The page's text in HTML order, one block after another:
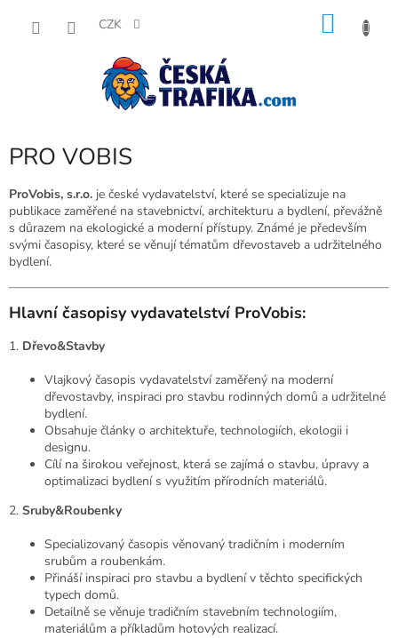
CZK
PRO VOBIS
ProVobis, s.r.o. je české vydavatelství, které se specializuje na
publikace zaměřené na stavebnictví, architekturu a bydlení, převážně
s důrazem na ekologické a moderní přístupy. Známé je především
svými časopisy, které se věnují tématům dřevostaveb a udržitelného
bydlení.
Hlavní časopisy vydavatelství ProVobis:
1. Dřevo&Stavby
Vlajkový časopis vydavatelství zaměřený na moderní
dřevostavby, inspiraci pro stavbu rodinných domů a udržitelné
bydlení.
Obsahuje články o architektuře, technologiích, ekologii i
designu.
Cílí na širokou veřejnost, která se zajímá o stavbu, úpravy a
optimalizaci bydlení s využitím přírodních materiálů.
2. Sruby&Roubenky
Specializovaný časopis věnovaný tradičním i moderním
srubům a roubenkám.
Přináší inspiraci pro stavbu a bydlení v těchto specifických
typech domů.
Detailně se věnuje tradičním stavebním technologiím,
materiálům a příkladům hotových realizací.